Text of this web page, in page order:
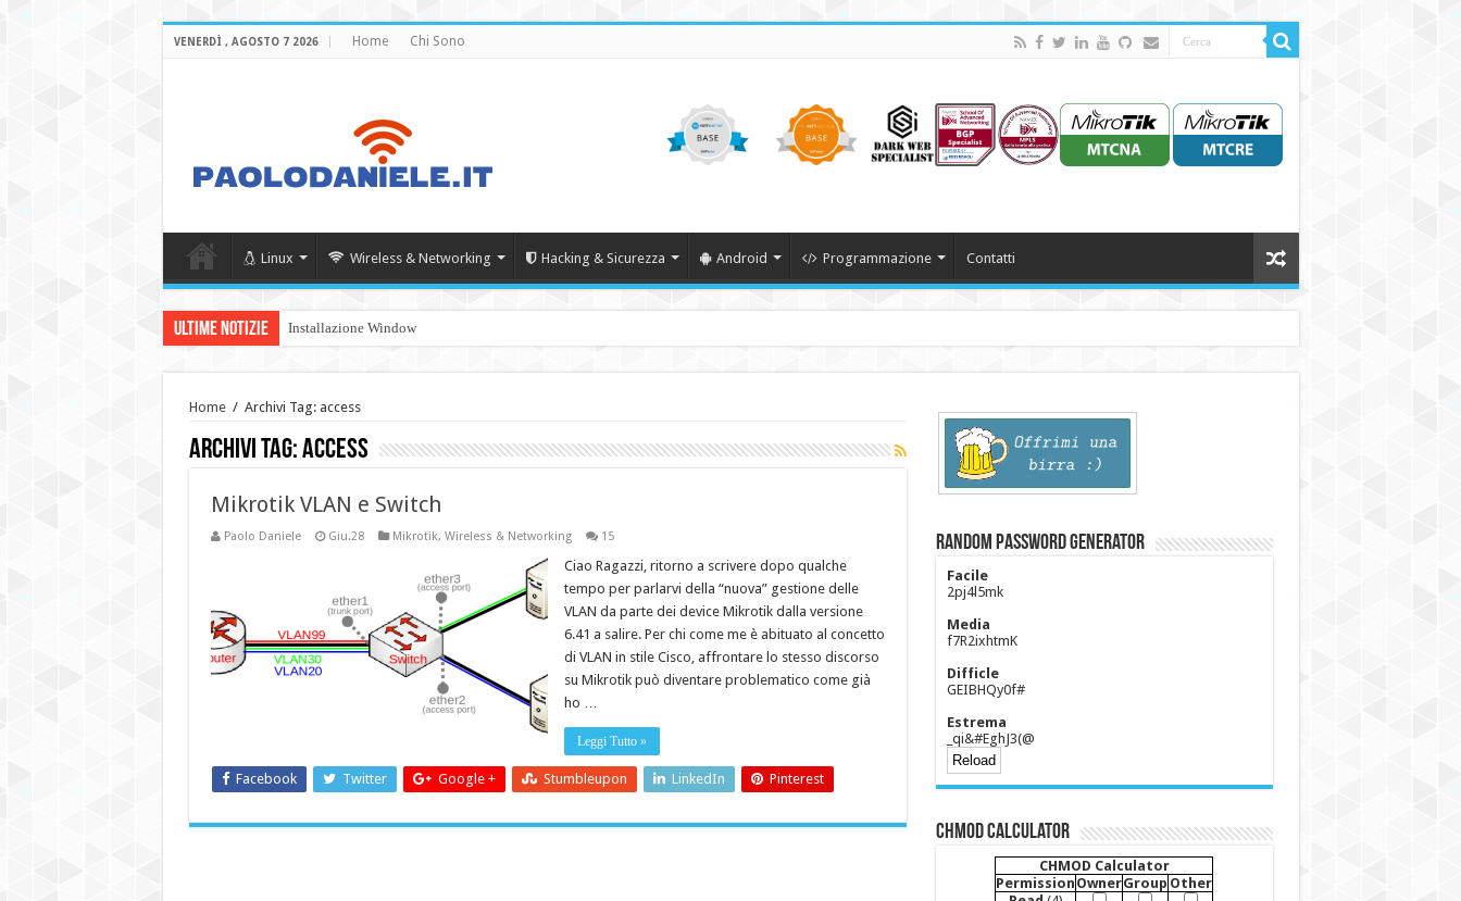
VENERDÌ , AGOSTO 7 2026 Home Chi Sono
Linux Wireless & Networking Hacking & Sicurezza Android Programmazione Contatti
Ultime Notizie Installazione Windows Server 2022
Home / Archivi Tag: access
Archivi Tag:access
Mikrotik VLAN e Switch
Paolo Daniele Giu.28 Mikrotik, Wireless & Networking 15
Ciao Ragazzi, ritorno a scrivere dopo qualche
tempo per parlarvi della “nuova” gestione delle
VLAN da parte dei device Mikrotik dalla versione
6.41 a salire. Per chi come me è abituato al concetto
di VLAN in stile Cisco, affrontare lo stesso discorso
su Mikrotik può diventare problematico come già
ho …
Leggi Tutto »
Facebook Twitter Google + Stumbleupon LinkedIn Pinterest
Random Password Generator
Facile
2pj4l5mk
Media
f7R2ixhtmK
Difficle
GEIBHQy0f#
Estrema
_qi&#EghJ3(@
CHMOD Calculator
CHMOD Calculator
Permission OwnerGroup Other